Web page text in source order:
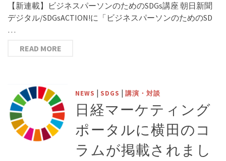
【新連載】ビジネスパーソンのためのSDGs講座 朝日新聞
デジタル/SDGsACTION!に「ビジネスパーソンのためのSD
…
READ MORE
NEWS | SDGS |講演・対談
日経マーケティング
ポータルに横田のコ
ラムが掲載されまし